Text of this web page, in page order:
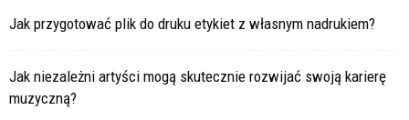
Jak przygotować plik do druku etykiet z własnym nadrukiem?
Jak niezależni artyści mogą skutecznie rozwijać swoją karierę
muzyczną?